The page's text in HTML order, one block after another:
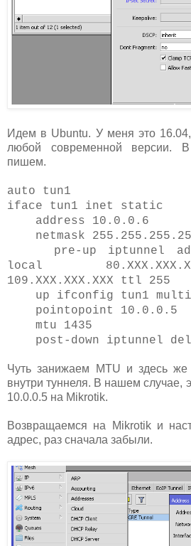
Идем в Ubuntu. У меня это
любой современной версии. В
пишем.
auto tun1
iface tun1 inet static
address 10.0.0.6
netmask
pre-up iptunnel add
local
109.XXX.XXX.XXX ttl 255
up ifconfig tun1
pointopoint 10.0.0.5
mtu 1435
post-down iptunnel del
Чуть занижаем MTU и здесь
внутри туннеля. В нашем случае,
10.0.0.5 на Mikrotik.
Возвращаемся на Mikrotik и
адрес, раз сначала забыли.